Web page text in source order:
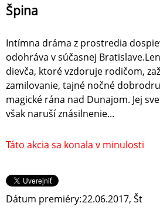
Špina
Intímna dráma z prostredia
odohráva v súčasnej
dievča, ktoré vzdoruje rodičom,
zamilovanie, tajné nočné
magické rána nad Dunajom. Jej
však naruší znásilnenie...
Táto akcia sa konala v minulosti
Dátum premiéry:22.06.2017, Št